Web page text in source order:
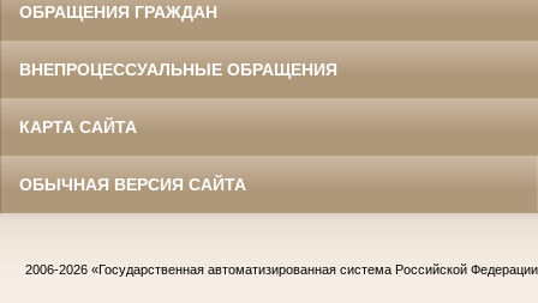
ОБРАЩЕНИЯ ГРАЖДАН
ВНЕПРОЦЕССУАЛЬНЫЕ ОБРАЩЕНИЯ
КАРТА САЙТА
ОБЫЧНАЯ ВЕРСИЯ САЙТА
2006-2026 «Государственная автоматизированная система Российской